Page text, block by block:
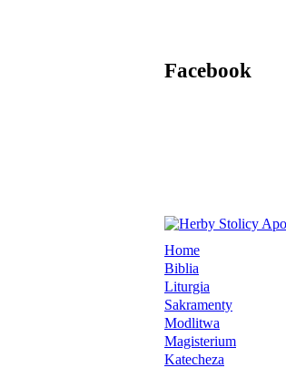
Facebook
Home
Biblia
Liturgia
Sakramenty
Modlitwa
Magisterium
Katecheza